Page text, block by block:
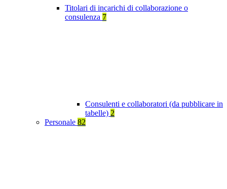
Titolari di incarichi di collaborazione o
consulenza 7
Consulenti e collaboratori (da pubblicare in
tabelle) 2
Personale 82